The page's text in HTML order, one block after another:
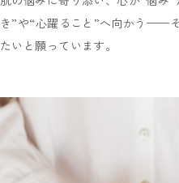
き”や“心躍ること”へ向かう——
たいと願っています。